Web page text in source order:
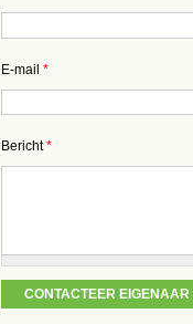
E-mail *
Bericht*